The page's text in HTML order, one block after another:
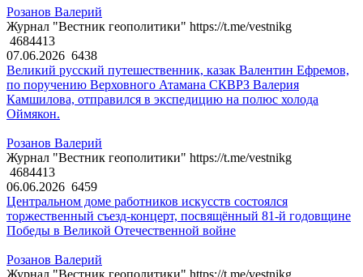
Розанов Валерий
Журнал "Вестник геополитики" https://t.me/vestnikg
4684413
07.06.2026 6438
Великий русский путешественник, казак Валентин Ефремов,
по поручению Верховного Атамана СКВРЗ Валерия
Камшилова, отправился в экспедицию на полюс холода
Оймякон.
Розанов Валерий
Журнал "Вестник геополитики" https://t.me/vestnikg
4684413
06.06.2026 6459
Центральном доме работников искусств состоялся
торжественный съезд-концерт, посвящённый 81-й годовщине
Победы в Великой Отечественной войне
Розанов Валерий